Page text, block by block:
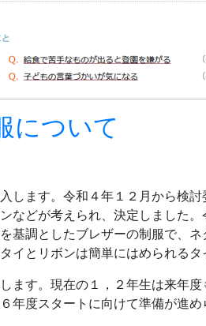
について
します。令和４年１２月から検
などが考えられ、決定しました
基調としたブレザーの制服で、
イとリボンは簡単にはめられるタ
す。現在の１，２年生は来年度
年度スタートに向けて準備が進め